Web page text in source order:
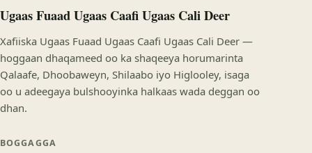
Ugaas Fuaad Ugaas Caafi Ugaas Cali Deer
Xafiiska Ugaas Fuaad Ugaas Caafi Ugaas Cali Deer —
hoggaan dhaqameed oo ka shaqeeya horumarinta
Qalaafe, Dhoobaweyn, Shilaabo iyo Higlooley, isaga
oo u adeegaya bulshooyinka halkaas wada deggan oo
dhan.
BOGGAGGA